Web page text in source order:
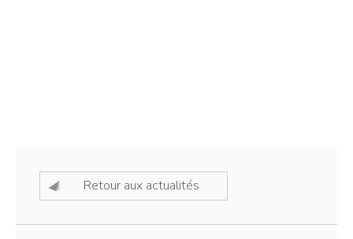
Retour aux actualités